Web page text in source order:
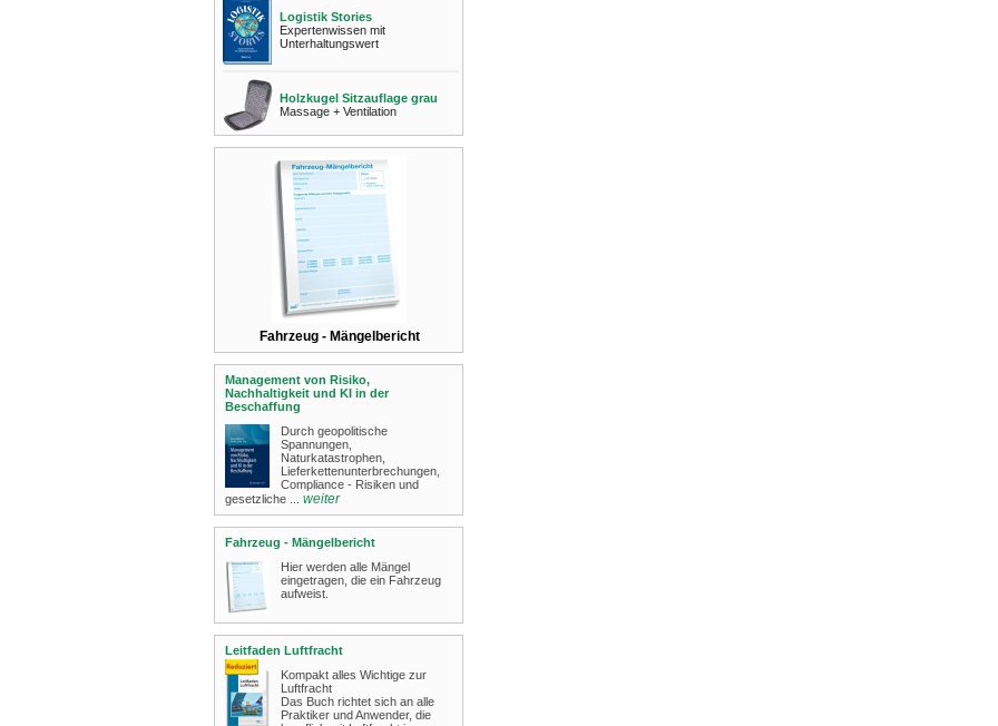
Logistik Stories
Expertenwissen mit
Unterhaltungswert
Holzkugel Sitzauflage grau
Massage + Ventilation
Fahrzeug - Mängelbericht
Management von Risiko,
Nachhaltigkeit und KI in der
Beschaffung
Durch geopolitische
Spannungen,
Naturkatastrophen,
Lieferkettenunterbrechungen,
Compliance - Risiken und
gesetzliche ...
weiter
Fahrzeug - Mängelbericht
Hier werden alle Mängel
eingetragen, die ein Fahrzeug
aufweist.
Leitfaden Luftfracht
Kompakt alles Wichtige zur
Luftfracht
Das Buch richtet sich an alle
Praktiker und Anwender, die